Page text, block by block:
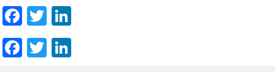
Facebook
Twitter
Facebook
Twitter